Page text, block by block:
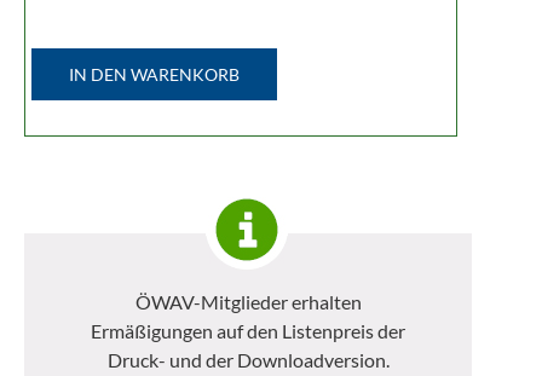
IN DEN WARENKORB
ÖWAV-Mitglieder erhalten
Ermäßigungen auf den Listenpreis der
Druck- und der Downloadversion.